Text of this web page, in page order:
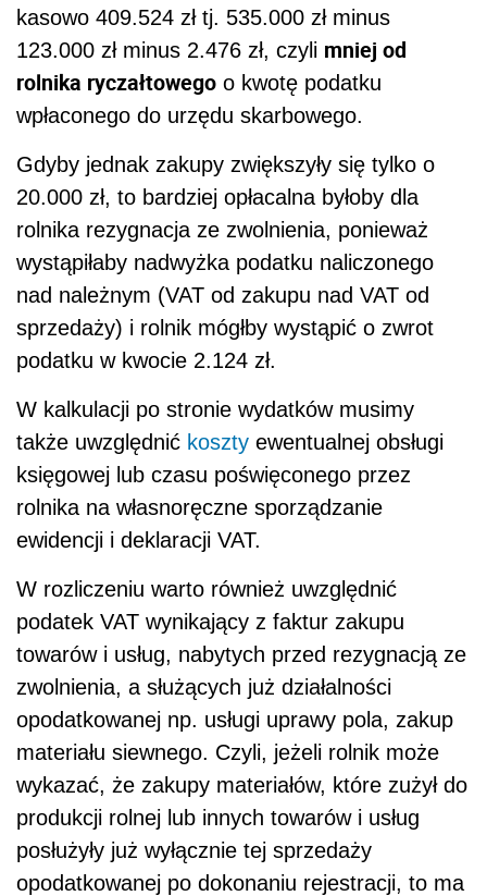
kasowo 409.524 zł tj. 535.000 zł minus
123.000 zł minus 2.476 zł, czyli mniej od
rolnika ryczałtowego o kwotę podatku
wpłaconego do urzędu skarbowego.
Gdyby jednak zakupy zwiększyły się tylko o
20.000 zł, to bardziej opłacalna byłoby dla
rolnika rezygnacja ze zwolnienia, ponieważ
wystąpiłaby nadwyżka podatku naliczonego
nad należnym (VAT od zakupu nad VAT od
sprzedaży) i rolnik mógłby wystąpić o zwrot
podatku w kwocie 2.124 zł.
W kalkulacji po stronie wydatków musimy
także uwzględnić koszty ewentualnej obsługi
księgowej lub czasu poświęconego przez
rolnika na własnoręczne sporządzanie
ewidencji i deklaracji VAT.
W rozliczeniu warto również uwzględnić
podatek VAT wynikający z faktur zakupu
towarów i usług, nabytych przed rezygnacją ze
zwolnienia, a służących już działalności
opodatkowanej np. usługi uprawy pola, zakup
materiału siewnego. Czyli, jeżeli rolnik może
wykazać, że zakupy materiałów, które zużył do
produkcji rolnej lub innych towarów i usług
posłużyły już wyłącznie tej sprzedaży
opodatkowanej po dokonaniu rejestracji, to ma